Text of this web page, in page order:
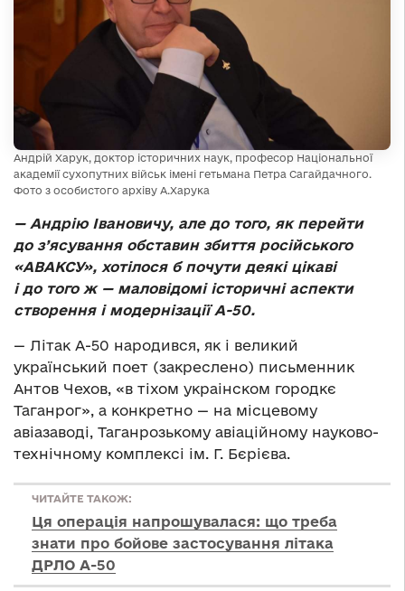
Андрій Харук, доктор історичних наук, професор Національної
академії сухопутних військ імені гетьмана Петра Сагайдачного.
Фото з особистого архіву А.Харука
— Андрію Івановичу, але до того, як перейти
до з’ясування обставин збиття російського
«АВАКСУ», хотілося б почути деякі цікаві
і до того ж — маловідомі історичні аспекти
створення і модернізації А-50.
— Літак А-50 народився, як і великий
український поет (закреслено) письменник
Антов Чехов, «в тіхом украінском городкє
Таганрог», а конкретно — на місцевому
авіазаводі, Таганрозькому авіаційному науково-
технічному комплексі ім. Г. Бєрієва.
ЧИТАЙТЕ ТАКОЖ:
Ця операція напрошувалася: що треба
знати про бойове застосування літака
ДРЛО А-50